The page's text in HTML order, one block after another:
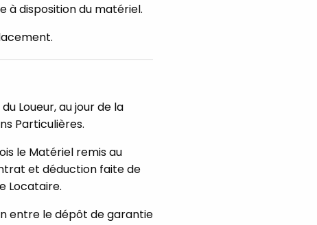
à disposition du matériel.
Loueur, au jour de la
Particulières.
le Matériel remis au
et déduction faite de
Locataire.
entre le dépôt de garantie